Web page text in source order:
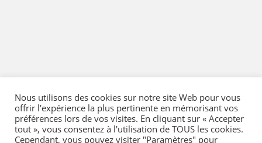
Nous utilisons des cookies sur notre site Web pour vous
offrir l'expérience la plus pertinente en mémorisant vos
préférences lors de vos visites. En cliquant sur « Accepter
tout », vous consentez à l'utilisation de TOUS les cookies.
Cependant, vous pouvez visiter "Paramètres" pour